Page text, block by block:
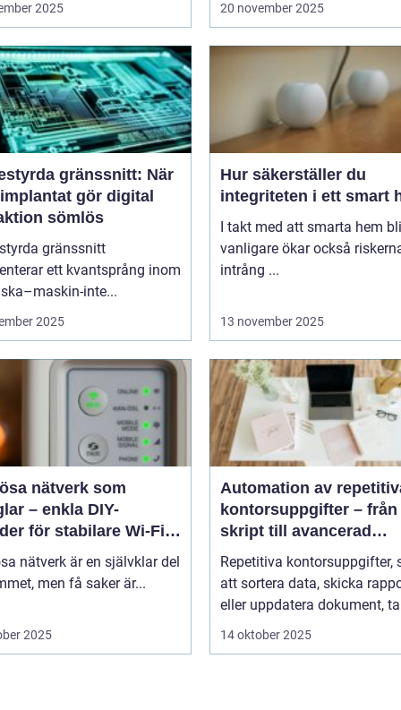
2025 20 november 2025
gränssnitt: När
gör digital
sömlös
gränssnitt
ett kvantsprång inom
inte...
2025
Hur säkerställer du
integriteten i ett smart
I takt med att smarta hem
vanligare ökar också
intrång ...
13 november 2025
nätverk som
– enkla DIY-
för stabilare Wi-Fi i
nätverk är en självklar del
men få saker är...
2025
Automation av
kontorsuppgifter – från
skript till avancerad
programvara
Repetitiva kontorsuppgifter,
att sortera data, skicka
eller uppdatera dokument,
14 oktober 2025